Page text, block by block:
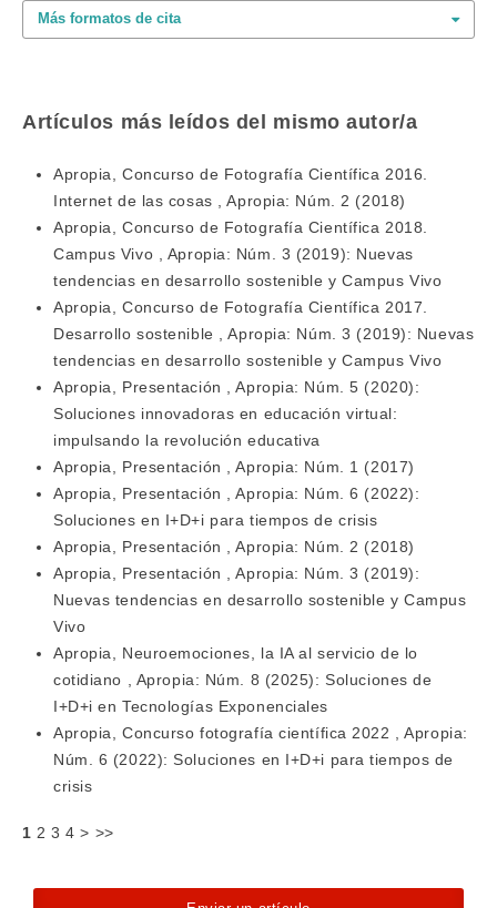
Más formatos de cita
Artículos más leídos del mismo autor/a
Apropia,Concurso de Fotografía Científica 2016.
Internet de las cosas
,Apropia: Núm. 2 (2018)
Apropia,Concurso de Fotografía Científica 2018.
Campus Vivo
Apropia: Núm. 3 (2019): Nuevas
tendencias en desarrollo sostenible y Campus Vivo
Apropia,Concurso de Fotografía Científica 2017.
Desarrollo sostenible
,Apropia: Núm. 3 (2019): Nuevas
tendencias en desarrollo sostenible y Campus Vivo
Apropia, Presentación ,Apropia: Núm. 5 (2020):
Soluciones innovadoras en educación virtual:
impulsando la revolución educativa
Apropia, Presentación ,Apropia: Núm. 1 (2017)
Apropia, Presentación ,Apropia: Núm. 6 (2022):
Soluciones en I+D+i para tiempos de crisis
Apropia, Presentación ,Apropia: Núm. 2 (2018)
Apropia, Presentación ,Apropia: Núm. 3 (2019):
Nuevas tendencias en desarrollo sostenible y Campus
Vivo
Apropia, Neuroemociones, la IA al servicio de lo
cotidiano
Apropia: Núm. 8 (2025): Soluciones de
I+D+i en Tecnologías Exponenciales
Apropia,Concurso fotografía científica 2022 ,Apropia:
Núm. 6 (2022): Soluciones en I+D+i para tiempos de
crisis
1 2 3 4 > >>